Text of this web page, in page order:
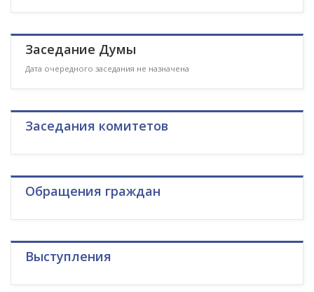
Заседание Думы
Дата очередного заседания не назначена
Заседания комитетов
Обращения граждан
Выступления